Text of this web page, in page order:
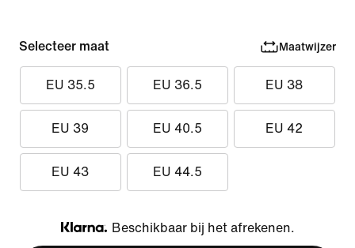
Selecteer maat Maatwijzer
EU 35.5 EU 36.5 EU 38
EU 39 EU 40.5 EU 42
EU 43 EU 44.5
Klarna
Beschikbaar bij het afrekenen.